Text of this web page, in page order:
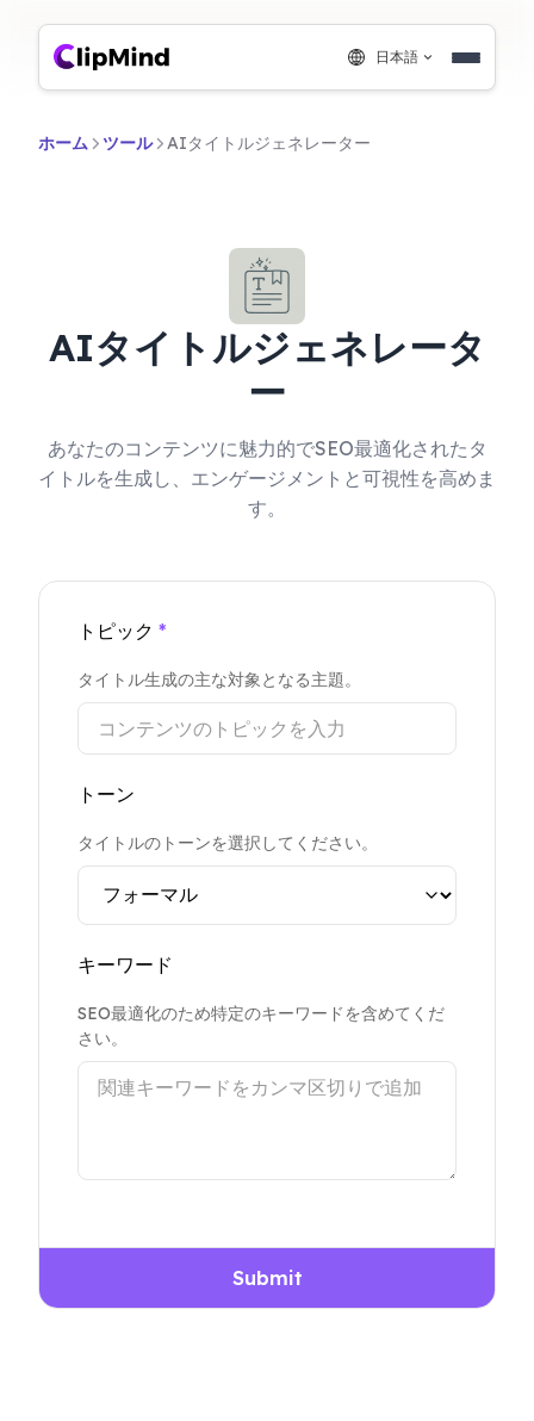
日本語
ホーム ツール AIタイトルジェネレーター
AIタイトルジェネレータ
ー
あなたのコンテンツに魅力的でSEO最適化されたタ
イトルを生成し、エンゲージメントと可視性を高めま
す。
トピック *
タイトル生成の主な対象となる主題。
トーン
タイトルのトーンを選択してください。
キーワード
SEO最適化のため特定のキーワードを含めてくだ
さい。
Submit